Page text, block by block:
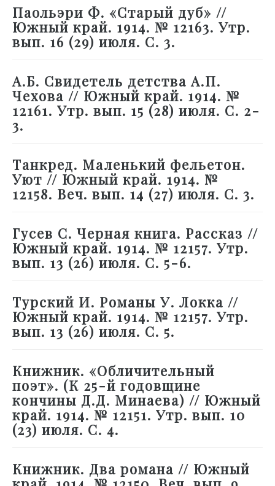
Паольэри Ф. «Старый дуб» //
Южный край. 1914. № 12163. Утр.
вып. 16 (29) июля. С. 3.
А.Б. Свидетель детства А.П.
Чехова // Южный край. 1914. №
12161. Утр. вып. 15 (28) июля. С. 2-
3.
Танкред. Маленький фельетон.
Уют // Южный край. 1914. №
12158. Веч. вып. 14 (27) июля. С. 3.
Гусев С. Черная книга. Рассказ //
Южный край. 1914. № 12157. Утр.
вып. 13 (26) июля. С. 5-6.
Турский И. Романы У. Локка //
Южный край. 1914. № 12157. Утр.
вып. 13 (26) июля. С. 5.
Книжник. «Обличительный
поэт». (К 25-й годовщине
кончины Д.Д. Минаева) // Южный
край. 1914. № 12151. Утр. вып. 10
(23) июля. С. 4.
Книжник. Два романа // Южный